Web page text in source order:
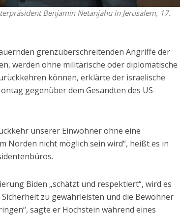
Benjamin Netanjahu in Jerusalem, 17.
grenzüberschreitenden Angriffe der
werden ohne militärische oder diplomatische
können, erklärte der israelische
gegenüber dem Gesandten des US-
unserer Einwohner ohne eine
Norden nicht möglich sein wird“, heißt es in
Biden „schätzt und respektiert“, wird es
zu gewährleisten und die Bewohner
sagte er Hochstein während eines